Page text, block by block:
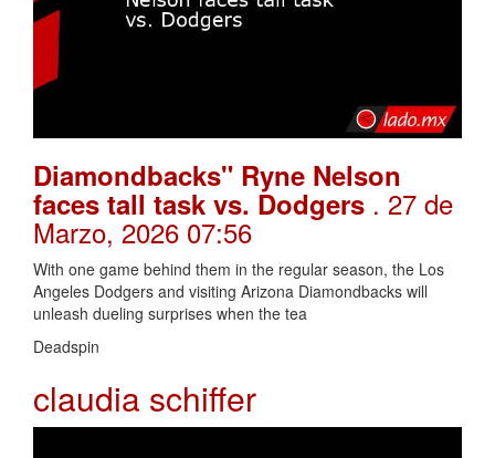
Diamondbacks" Ryne Nelson
faces tall task vs. Dodgers . 27 de
Marzo, 2026 07:56
With one game behind them in the regular season, the Los
Angeles Dodgers and visiting Arizona Diamondbacks will
unleash dueling surprises when the tea
Deadspin
claudia schiffer